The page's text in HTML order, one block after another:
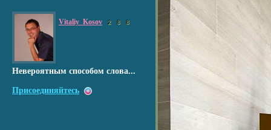
Vitaliy_Kosov 2 8 8
Невероятным способом слова...
Присоединяйтесь